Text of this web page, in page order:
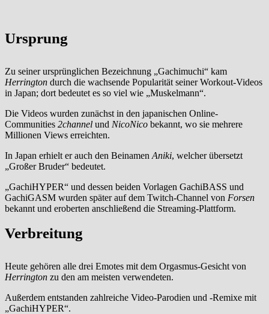
Ursprung
Zu seiner ursprünglichen Bezeichnung „Gachimuchi“ kam
Herrington durch die wachsende Popularität seiner Workout-Videos
in Japan; dort bedeutet es so viel wie „Muskelmann“.
Die Videos wurden zunächst in den japanischen Online-
Communities 2channel und NicoNico bekannt, wo sie mehrere
Millionen Views erreichten.
In Japan erhielt er auch den Beinamen Aniki, welcher übersetzt
„Großer Bruder“ bedeutet.
„GachiHYPER“ und dessen beiden Vorlagen GachiBASS und
GachiGASM wurden später auf dem Twitch-Channel von Forsen
bekannt und eroberten anschließend die Streaming-Plattform.
Verbreitung
Heute gehören alle drei Emotes mit dem Orgasmus-Gesicht von
Herrington zu den am meisten verwendeten.
Außerdem entstanden zahlreiche Video-Parodien und -Remixe mit
„GachiHYPER“.